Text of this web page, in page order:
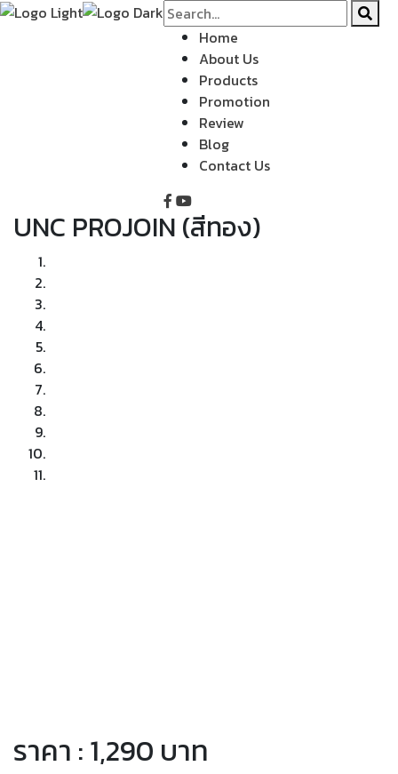
Home
About Us
Products
Promotion
Review
Blog
Contact Us
UNC PROJOIN (สีทอง)
ราคา : 1,290 บาท